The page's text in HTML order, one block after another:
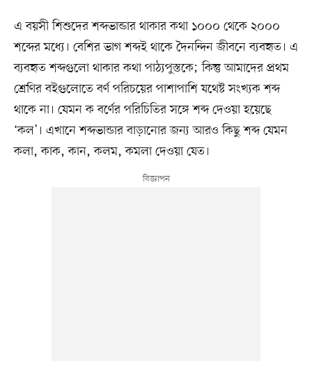
এ বয়সী শিশুদের শব্দভান্ডার থাকার কথা ১০০০ থেকে ২০০০
শব্দের মধ্যে। বেশির ভাগ শব্দই থাকে দৈনন্দিন জীবনে ব্যবহৃত। এ
ব্যবহৃত শব্দগুলো থাকার কথা পাঠ্যপুস্তকে; কিন্তু আমাদের প্রথম
শ্রেণির বইগুলোতে বর্ণ পরিচয়ের পাশাপাশি যথেষ্ট সংখ্যক শব্দ
থাকে না। যেমন ক বর্ণের পরিচিতির সঙ্গে শব্দ দেওয়া হয়েছে
‘কল’। এখানে শব্দভান্ডার বাড়ানোর জন্য আরও কিছু শব্দ যেমন
কলা, কাক, কান, কলম, কমলা দেওয়া যেত।